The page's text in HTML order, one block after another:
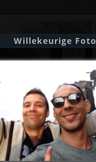
Willekeurige Foto